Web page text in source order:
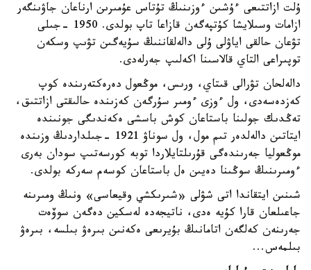
ۇلت ازاتتىعى ءۇشىن ءوزىنىڭ تۇتاس عۇمىرىن ارناعان جاۋىنگەر
ازامات وسىلايشا كۇتپەگەن قازاعا تاپ بولدى. 1950 -جىلى
تۋعان حالقى اياۋلى ۇلى دالەلقاننىڭ سۇيەگىن تۋىپ وسكەن
توپىراعى التاي قالاسىنا اكەلىپ جەرلەدى.
دالەلحان تۋرالى قىتاي، ورىس، موڭعول دەرەكتەرىندە كوپ
كەزدەسەدى، ول ءوزى ءومىر سۇرگەن كەزىندە حالىقتى ازاتتىق،
تەڭدىك جولىنا باستاعان كوش باسشى ەكەندىگى جونىندە
ايتاتىن دالەلدەر تىم مول، ول سوناۋ 1921 -جىلداردىڭ وزىندە
موڭعوليا جەرىندەگى قۇرىلتايلاردا توبە كورسەتىپ سودان بەرى
ءومىرىنىڭ سوڭىنا دەيىن ەل باستاعان كوسەم سەركە بولدى.
شىنىن ايتقاندا اتى شۋلى «شىرىكشي وقيعاسى» ونىڭ ومىرىنە
جاعىلعان قارا كۇيە ەدى، ناتيجەدە لەسكين دەگەن سوۆەت
جەرىنەن كەلگەن اتامانىڭ بۇيرىعى ەكەنىن بىرەۋ بىلسە، بىرەۋ
بىلمەس...